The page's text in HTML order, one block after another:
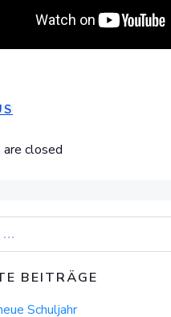
closed
BEITRÄGE
Schuljahr